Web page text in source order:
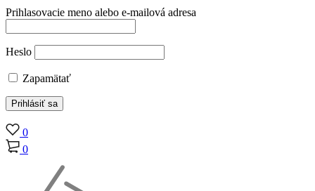
Prihlasovacie meno alebo e-mailová adresa
Heslo
Zapamätať
0
0